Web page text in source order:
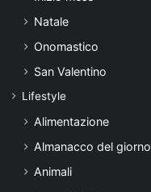
Natale
Onomastico
San Valentino
Lifestyle
Alimentazione
Almanacco del giorno
Animali